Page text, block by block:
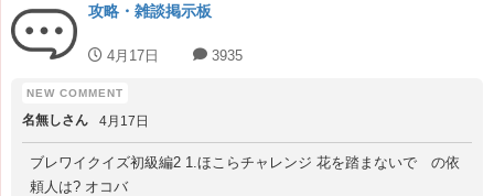
攻略・雑談掲示板
4月17日 3935
名無しさん 4月17日
ブレワイクイズ初級編2 1.ほこらチャレンジ 花を踏まないで の依
頼人は? オコバ